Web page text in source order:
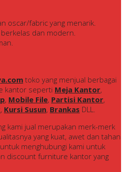
oscar/fabric yang menarik.
dan modern.
toko yang menjual berbagai
kantor seperti Meja Kantor,
, Mobile File, Partisi Kantor,
, Kursi Susun, Brankas DLL.
kami jual merupakan merk-merk
yang kuat, awet dan tahan
menghubungi kami untuk
discount furniture kantor yang